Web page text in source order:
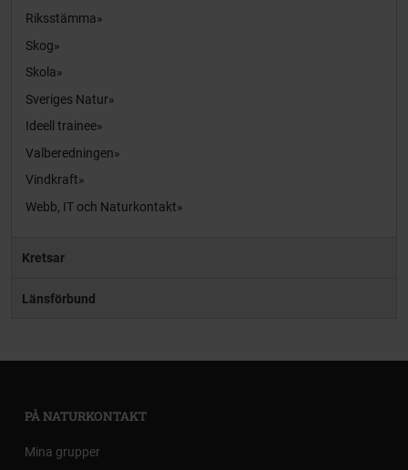
Riksstämma
Skog
Skola
Sveriges Natur
Ideell trainee
Valberedningen
Vindkraft
Webb, IT och Naturkontakt
Kretsar
Länsförbund
PÅ NATURKONTAKT
Mina grupper